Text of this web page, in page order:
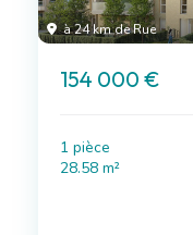
à 24 km de Rue
154 000 €
1 pièce
28.58 m²